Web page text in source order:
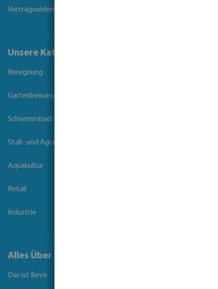
Vertragswiderruf
Unsere Kataloge
Beregnung
Gartenbewässerung
Schwimmbad
Stall- und Agrartechnik
Aquakultur
Retail
Industrie
Alles Über Bevo
Das ist Bevo